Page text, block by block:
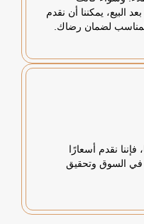
البيع، يمكننا أن نقدم
لضمان رضاك.
فإننا نقدم أسعارًا
في السوق وتحقيق